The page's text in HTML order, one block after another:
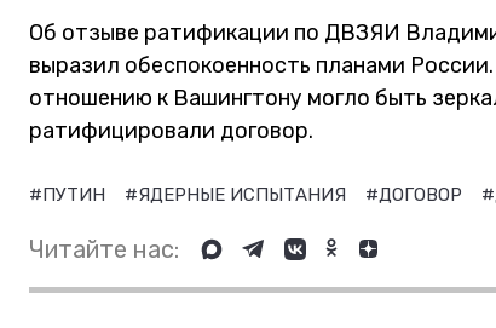
Об отзыве ратификации по ДВЗЯИ
выразил обеспокоенность планами
отношению к Вашингтону могло быть
ратифицировали договор.
#ПУТИН #ЯДЕРНЫЕ ИСПЫТАНИЯ #ДОГОВОР
Читайте нас: